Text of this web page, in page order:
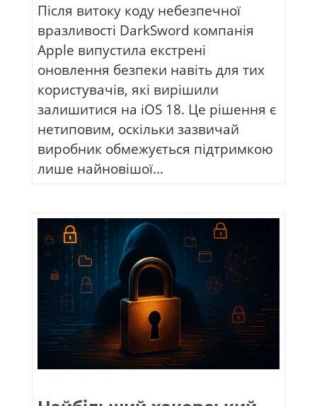
Після витоку коду небезпечної
вразливості DarkSword компанія
Apple випустила екстрені
оновлення безпеки навіть для тих
користувачів, які вирішили
залишитися на iOS 18. Це рішення є
нетиповим, оскільки зазвичай
виробник обмежується підтримкою
лише найновішої...